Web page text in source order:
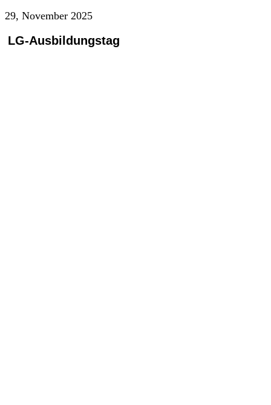
29, November 2025
LG-Ausbildungstag